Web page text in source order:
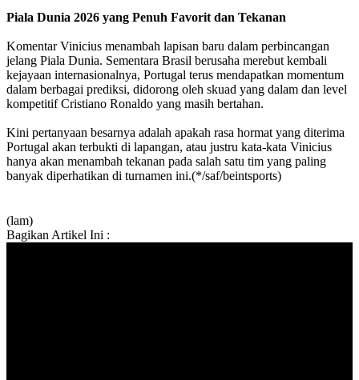
Piala Dunia 2026 yang Penuh Favorit dan Tekanan
Komentar Vinicius menambah lapisan baru dalam perbincangan
jelang Piala Dunia. Sementara Brasil berusaha merebut kembali
kejayaan internasionalnya, Portugal terus mendapatkan momentum
dalam berbagai prediksi, didorong oleh skuad yang dalam dan level
kompetitif Cristiano Ronaldo yang masih bertahan.
Kini pertanyaan besarnya adalah apakah rasa hormat yang diterima
Portugal akan terbukti di lapangan, atau justru kata-kata Vinicius
hanya akan menambah tekanan pada salah satu tim yang paling
banyak diperhatikan di turnamen ini.(*/saf/beintsports)
(lam)
Bagikan Artikel Ini :